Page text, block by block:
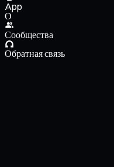
App
О
Сообщества
Обратная связь